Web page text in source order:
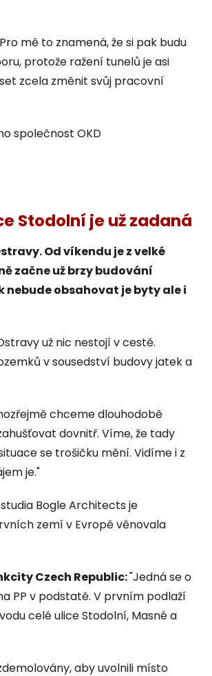
mě to znamená, že si pak budu
protože ražení tunelů je asi
zcela změnit svůj pracovní
společnost OKD
Stodolní je už zadaná
Od víkendu je z velké
začne už brzy budování
nebude obsahovat je byty ale i
už nic nestojí v cestě.
v sousedství budovy jatek a
chceme dlouhodobě
dovnitř. Víme, že tady
se trošičku mění. Vidíme i z
je."
Bogle Architects je
zemí v Evropě věnovala
Czech Republic:"Jedná se o
PP v podstatě. V prvním podlaží
celé ulice Stodolní, Masné a
aby uvolnili místo